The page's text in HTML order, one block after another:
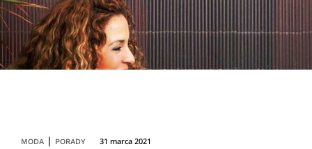
MODA | PORADY 31 marca 2021